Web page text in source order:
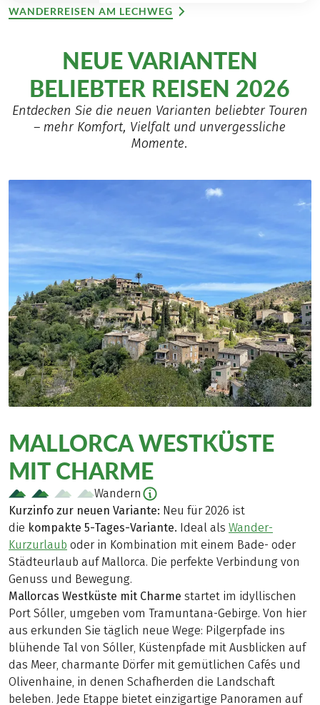
WANDERREISEN AM LECHWEG
NEUE VARIANTEN
BELIEBTER REISEN 2026
Entdecken Sie die neuen Varianten beliebter Touren
– mehr Komfort, Vielfalt und unvergessliche
Momente.
MALLORCA WESTKÜSTE
MIT CHARME
Wandern
Kurzinfo zur neuen Variante: Neu für 2026 ist
die kompakte 5-Tages-Variante. Ideal als Wander-
Kurzurlaub oder in Kombination mit einem Bade- oder
Städteurlaub auf Mallorca. Die perfekte Verbindung von
Genuss und Bewegung.
Mallorcas Westküste mit Charme startet im idyllischen
Port Sóller, umgeben vom Tramuntana-Gebirge. Von hier
aus erkunden Sie täglich neue Wege: Pilgerpfade ins
blühende Tal von Sóller, Küstenpfade mit Ausblicken auf
das Meer, charmante Dörfer mit gemütlichen Cafés und
Olivenhaine, in denen Schafherden die Landschaft
beleben. Jede Etappe bietet einzigartige Panoramen auf